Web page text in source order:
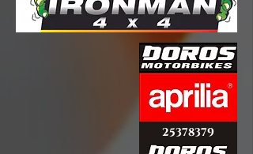
25378379